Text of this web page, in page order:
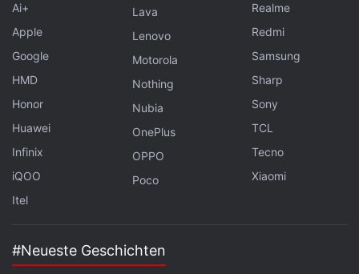
Ai+
Apple
Google
HMD
Honor
Huawei
Infinix
iQOO
Itel
Lava
Lenovo
Motorola
Nothing
Nubia
OnePlus
OPPO
Poco
Realme
Redmi
Samsung
Sharp
Sony
TCL
Tecno
Xiaomi
#Neueste Geschichten